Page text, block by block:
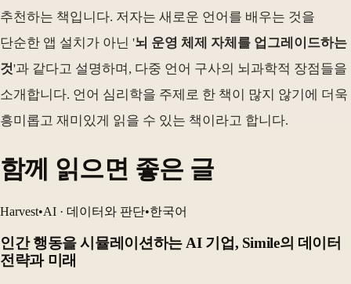
추천하는 책입니다. 저자는 새로운 언어를 배우는 것을
단순한 앱 설치가 아닌 '뇌 운영 체제 자체를 업그레이드하는
것'과 같다고 설명하며, 다중 언어 구사의 뇌과학적 장점들을
소개합니다. 언어 심리학을 주제로 한 책이 많지 않기에 더욱
흥미롭고 재미있게 읽을 수 있는 책이라고 합니다.
함께 읽으면 좋은 글
Harvest•AI · 데이터와 판단•한국어
인간 행동을 시뮬레이션하는 AI 기업, Simile의 데이터
전략과 미래